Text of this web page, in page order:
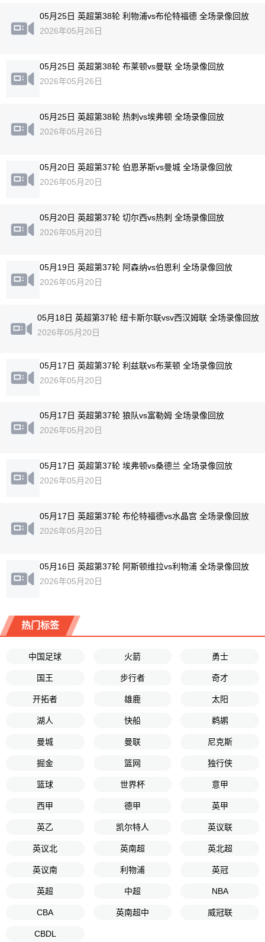
05月25日 英超第38轮 利物浦vs布伦特福德 全场录像回放
2026年05月26日
05月25日 英超第38轮 布莱顿vs曼联 全场录像回放
2026年05月26日
05月25日 英超第38轮 热刺vs埃弗顿 全场录像回放
2026年05月26日
05月20日 英超第37轮 伯恩茅斯vs曼城 全场录像回放
2026年05月20日
05月20日 英超第37轮 切尔西vs热刺 全场录像回放
2026年05月20日
05月19日 英超第37轮 阿森纳vs伯恩利 全场录像回放
2026年05月20日
05月18日 英超第37轮 纽卡斯尔联vsv西汉姆联 全场录像回放
2026年05月20日
05月17日 英超第37轮 利兹联vs布莱顿 全场录像回放
2026年05月20日
05月17日 英超第37轮 狼队vs富勒姆 全场录像回放
2026年05月20日
05月17日 英超第37轮 埃弗顿vs桑德兰 全场录像回放
2026年05月20日
05月17日 英超第37轮 布伦特福德vs水晶宫 全场录像回放
2026年05月20日
05月16日 英超第37轮 阿斯顿维拉vs利物浦 全场录像回放
2026年05月20日
热门标签
中国足球 火箭 勇士
国王 步行者 奇才
开拓者 雄鹿 太阳
湖人 快船 鹈鹕
曼城 曼联 尼克斯
掘金 篮网 独行侠
篮球 世界杯 意甲
西甲 德甲 英甲
英乙 凯尔特人 英议联
英议北 英南超 英北超
英议南 利物浦 英冠
英超 中超 NBA
CBA 英南超中 威冠联
CBDL